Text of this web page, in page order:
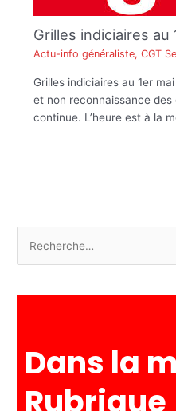
Grilles indiciaires au
Actu-info généraliste, CGT
Grilles indiciaires au 1er
et non reconnaissance
continue. L’heure est à la
Dans la
Rubrique